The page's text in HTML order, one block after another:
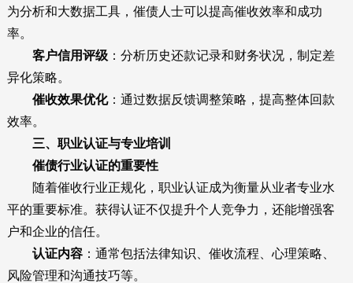
为分析和大数据工具，催债人士可以提高催收效率和成功
率。
客户信用评级：分析历史还款记录和财务状况，制定差
异化策略。
催收效果优化：通过数据反馈调整策略，提高整体回款
效率。
三、职业认证与专业培训
催债行业认证的重要性
随着催收行业正规化，职业认证成为衡量从业者专业水
平的重要标准。获得认证不仅提升个人竞争力，还能增强客
户和企业的信任。
认证内容：通常包括法律知识、催收流程、心理策略、
风险管理和沟通技巧等。